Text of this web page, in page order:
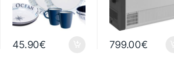
45.90€ 799.00€